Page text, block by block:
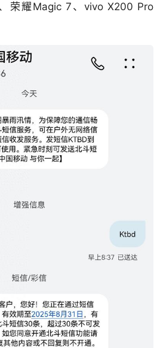
荣耀Magic 7、vivo X200 Pro